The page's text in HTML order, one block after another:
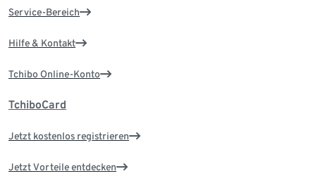
Service-Bereich
Hilfe & Kontakt
Tchibo Online-Konto
TchiboCard
Jetzt kostenlos registrieren
Jetzt Vorteile entdecken